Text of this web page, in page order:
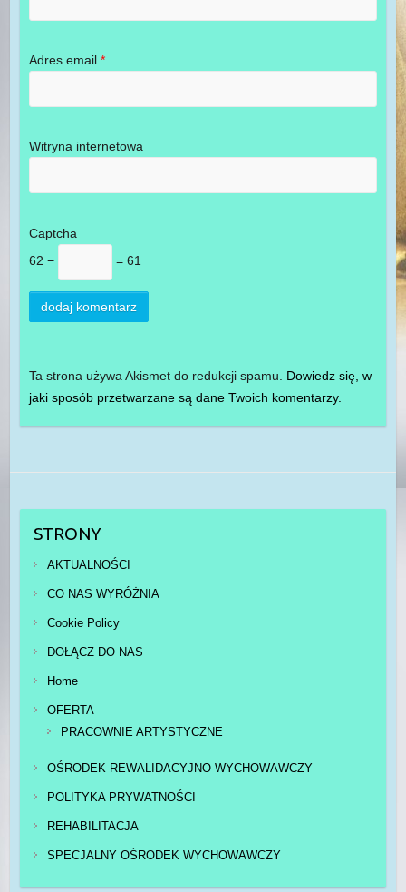
Adres email *
Witryna internetowa
Captcha
62 −
= 61
Ta strona używa Akismet do redukcji spamu. Dowiedz się, w
jaki sposób przetwarzane są dane Twoich komentarzy.
STRONY
AKTUALNOŚCI
CO NAS WYRÓŻNIA
Cookie Policy
DOŁĄCZ DO NAS
Home
OFERTA
PRACOWNIE ARTYSTYCZNE
OŚRODEK REWALIDACYJNO-WYCHOWAWCZY
POLITYKA PRYWATNOŚCI
REHABILITACJA
SPECJALNY OŚRODEK WYCHOWAWCZY